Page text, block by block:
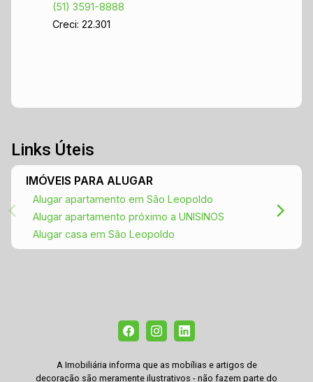
(51) 3591-8888
Creci: 22.301
Links Úteis
IMÓVEIS PARA ALUGAR
Alugar apartamento em São Leopoldo
Alugar apartamento próximo a UNISINOS
Alugar casa em São Leopoldo
A Imobiliária informa que as mobílias e artigos de
decoração são meramente ilustrativos - não fazem parte do